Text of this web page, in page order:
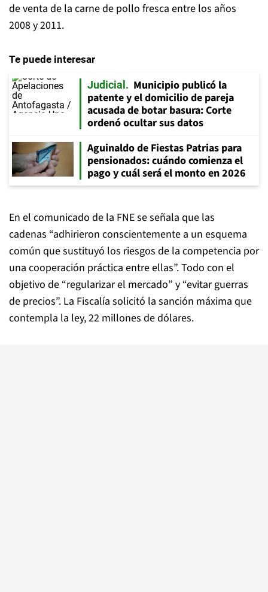
de venta de la carne de pollo fresca entre los años
2008 y 2011.
Te puede interesar
Judicial
Municipio publicó la
patente y el domicilio de pareja
acusada de botar basura: Corte
ordenó ocultar sus datos
Aguinaldo de Fiestas Patrias para
pensionados: cuándo comienza el
pago y cuál será el monto en 2026
En el comunicado de la FNE se señala que las
cadenas “adhirieron conscientemente a un esquema
común que sustituyó los riesgos de la competencia por
una cooperación práctica entre ellas”. Todo con el
objetivo de “regularizar el mercado” y “evitar guerras
de precios”. La Fiscalía solicitó la sanción máxima que
contempla la ley, 22 millones de dólares.